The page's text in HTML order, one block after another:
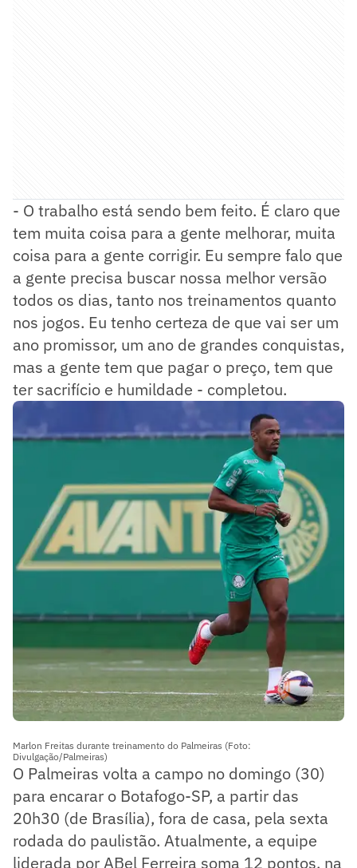
- O trabalho está sendo bem feito. É claro que
tem muita coisa para a gente melhorar, muita
coisa para a gente corrigir. Eu sempre falo que
a gente precisa buscar nossa melhor versão
todos os dias, tanto nos treinamentos quanto
nos jogos. Eu tenho certeza de que vai ser um
ano promissor, um ano de grandes conquistas,
mas a gente tem que pagar o preço, tem que
ter sacrifício e humildade - completou.
Marlon Freitas durante treinamento do Palmeiras (Foto:
Divulgação/Palmeiras)
O Palmeiras volta a campo no domingo (30)
para encarar o Botafogo-SP, a partir das
20h30 (de Brasília), fora de casa, pela sexta
rodada do paulistão. Atualmente, a equipe
liderada por ABel Ferreira soma 12 pontos, na